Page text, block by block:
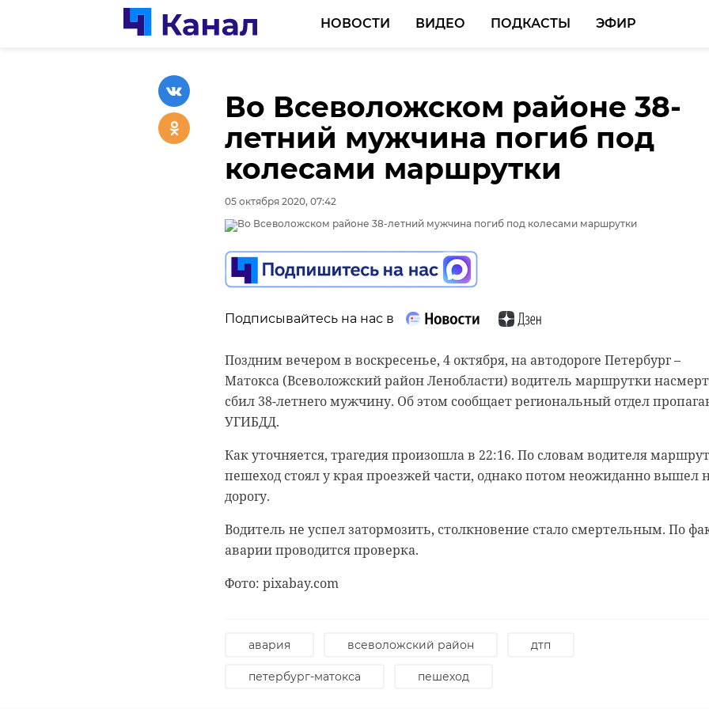
НОВОСТИ ВИДЕО ПОДКАСТЫ ЭФИР
Во Всеволожском районе 38-
летний мужчина погиб под
колесами маршрутки
05 октября 2020, 07:42
Подписывайтесь на нас в
Поздним вечером в воскресенье, 4 октября, на автодороге Петербург –
Матокса (Всеволожский район Ленобласти) водитель маршрутки
сбил 38-летнего мужчину. Об этом сообщает региональный отдел
УГИБДД.
Как уточняется, трагедия произошла в 22:16. По словам водителя
пешеход стоял у края проезжей части, однако потом неожиданно вышел
дорогу.
Водитель не успел затормозить, столкновение стало смертельным. По
аварии проводится проверка.
Фото: pixabay.com
авария всеволожский район дтп
петербург-матокса пешеход
0:00 / 0:00
В Белгородской области
журналист спас тонущую
20 января 2021, 21:06
0:00 / 0:00
В Гатчинском районе
добровольцы реставрируют
века
18 августа 2020, 16:53